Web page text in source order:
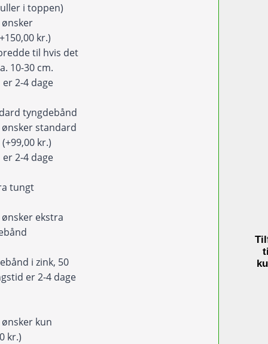
i toppen)
ønsker
kr.)
til hvis det
10-30 cm.
2-4 dage
tyngdebånd
ønsker standard
(+99,00 kr.)
2-4 dage
tungt
ønsker ekstra
i zink, 50
er 2-4 dage
ønsker kun
kr.)